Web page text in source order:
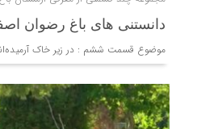
دانستنی های باغ رضوان
موضوع قسمت ششم : در زیر خاک